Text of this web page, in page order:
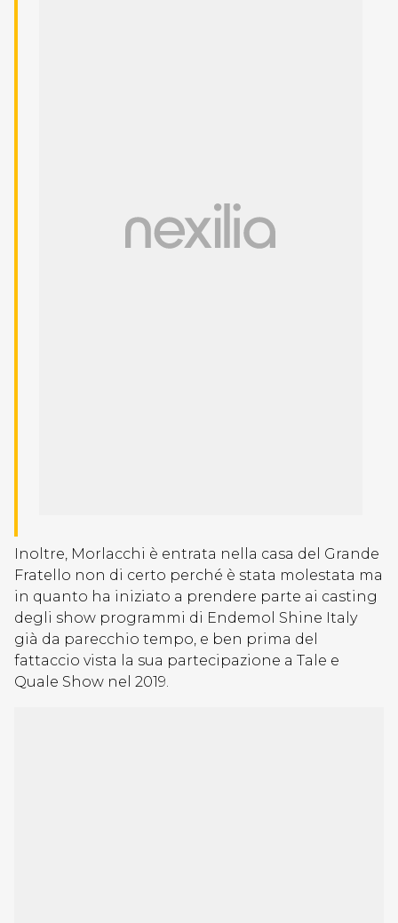
Inoltre, Morlacchi è entrata nella casa del Grande
Fratello non di certo perché è stata molestata ma
in quanto ha iniziato a prendere parte ai casting
degli show programmi di Endemol Shine Italy
già da parecchio tempo, e ben prima del
fattaccio vista la sua partecipazione a Tale e
Quale Show nel 2019.